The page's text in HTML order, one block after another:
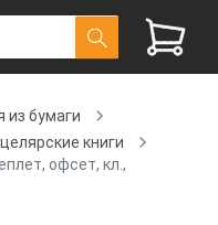
из бумаги
книги
офсет, кл.,